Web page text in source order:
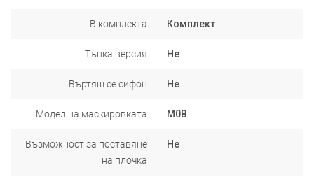
В комплекта Комплект
Тънка версия Не
Въртящ се сифон Не
Модел на маскировката M08
Възможност за поставяне
на плочка
Не